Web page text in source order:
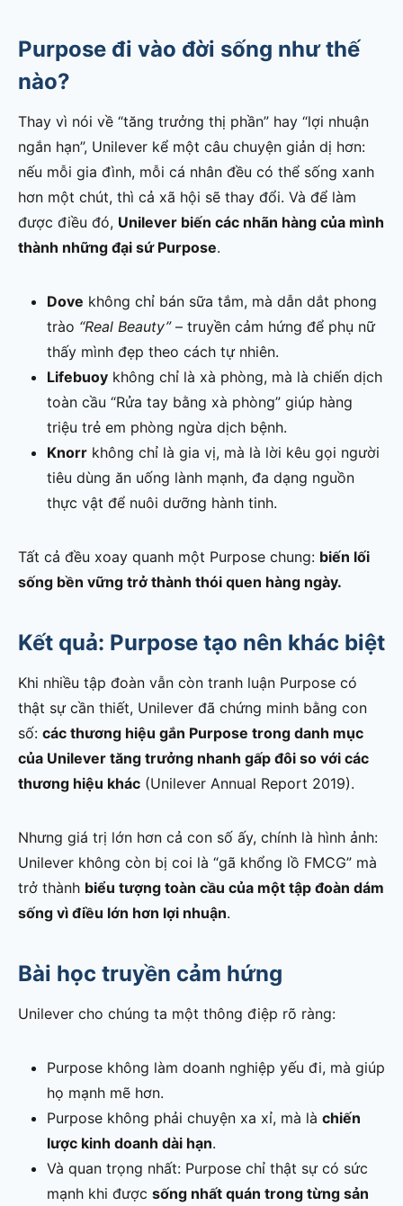
Purpose đi vào đời sống như thế
nào?
Thay vì nói về “tăng trưởng thị phần” hay “lợi nhuận
ngắn hạn”, Unilever kể một câu chuyện giản dị hơn:
nếu mỗi gia đình, mỗi cá nhân đều có thể sống xanh
hơn một chút, thì cả xã hội sẽ thay đổi. Và để làm
được điều đó, Unilever biến các nhãn hàng của mình
thành những đại sứ Purpose.
Dove không chỉ bán sữa tắm, mà dẫn dắt phong
trào “Real Beauty”– truyền cảm hứng để phụ nữ
thấy mình đẹp theo cách tự nhiên.
Lifebuoy không chỉ là xà phòng, mà là chiến dịch
toàn cầu “Rửa tay bằng xà phòng” giúp hàng
triệu trẻ em phòng ngừa dịch bệnh.
Knorr không chỉ là gia vị, mà là lời kêu gọi người
tiêu dùng ăn uống lành mạnh, đa dạng nguồn
thực vật để nuôi dưỡng hành tinh.
Tất cả đều xoay quanh một Purpose chung: biến lối
sống bền vững trở thành thói quen hàng ngày.
Kết quả: Purpose tạo nên khác biệt
Khi nhiều tập đoàn vẫn còn tranh luận Purpose có
thật sự cần thiết, Unilever đã chứng minh bằng con
số: các thương hiệu gắn Purpose trong danh mục
của Unilever tăng trưởng nhanh gấp đôi so với các
thương hiệu khác (Unilever Annual Report 2019).
Nhưng giá trị lớn hơn cả con số ấy, chính là hình ảnh:
Unilever không còn bị coi là “gã khổng lồ FMCG” mà
trở thành biểu tượng toàn cầu của một tập đoàn dám
sống vì điều lớn hơn lợi nhuận.
Bài học truyền cảm hứng
Unilever cho chúng ta một thông điệp rõ ràng:
Purpose không làm doanh nghiệp yếu đi, mà giúp
họ mạnh mẽ hơn.
Purpose không phải chuyện xa xỉ, mà là chiến
lược kinh doanh dài hạn.
Và quan trọng nhất: Purpose chỉ thật sự có sức
mạnh khi được sống nhất quán trong từng sản